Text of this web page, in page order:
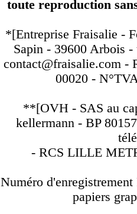
toute reproduction
*[Entreprise Fraisalie -
Sapin - 39600 Arbois
contact@fraisalie.com -
00020 -
**[OVH - SAS au
kellermann - BP
- RCS LILLE
Numéro
papiers